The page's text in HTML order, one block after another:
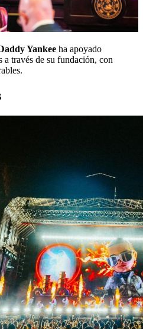
Yankee ha apoyado
a través de su fundación, con